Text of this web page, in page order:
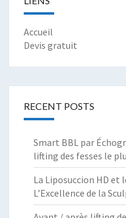
Accueil
Devis gratuit
RECENT POSTS
Smart BBL par
lifting des fesses le
La Liposuccion HD et
L’Excellence de la